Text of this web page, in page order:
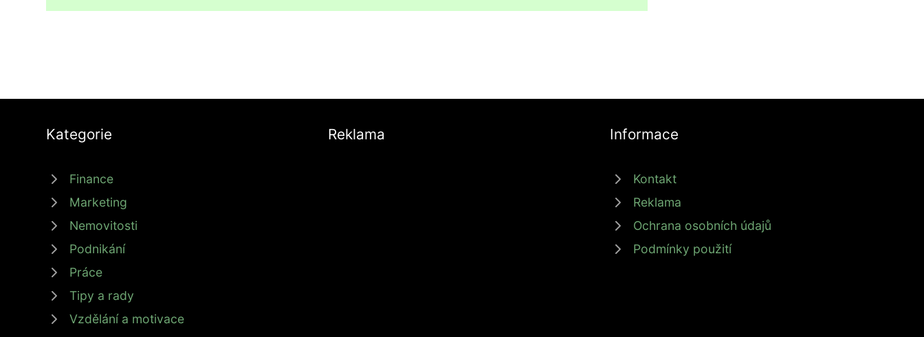
Kategorie
Finance
Marketing
Nemovitosti
Podnikání
Práce
Tipy a rady
Vzdělání a motivace
Reklama Informace
Kontakt
Reklama
Ochrana osobních údajů
Podmínky použití